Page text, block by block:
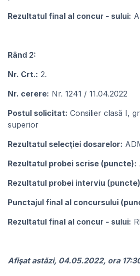
Rezultatul final al concur - sului:
Rând 2:
Nr. Crt.: 2.
Nr. cerere: Nr. 1241 / 11.04.2022
Postul solicitat: Consilier clasă I,
superior
Rezultatul selecţiei dosarelor:
Rezultatul probei scrise (puncte):
Rezultatul probei interviu
Punctajul final al concursului
Rezultatul final al concur - sului:
Afişat astăzi, 04.05.2022, ora